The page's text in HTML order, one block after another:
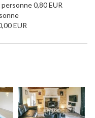
0,80 EUR
EUR